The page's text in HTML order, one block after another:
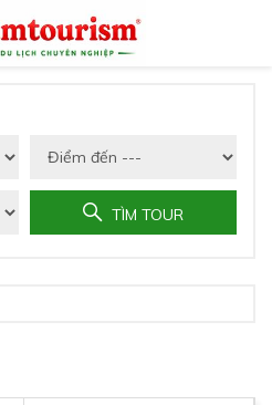
TÌM TOUR